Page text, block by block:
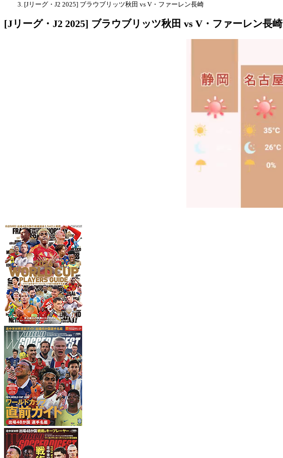
[Jリーグ・J2 2025] ブラウブリッツ秋田 vs V・ファーレン長崎
[Jリーグ・J2 2025] ブラウブリッツ秋田 vs V・ファーレン長崎